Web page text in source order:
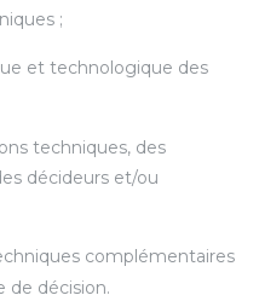
;
et technologique des
techniques, des
décideurs et/ou
complémentaires
de décision.